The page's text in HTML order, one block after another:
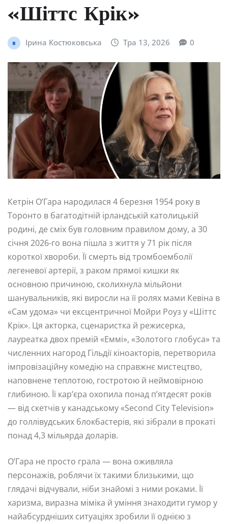
«Шіттс Крік»
Ірина Костюковська Тра 13, 2026 0
Кетрін О’Гара народилася 4 березня 1954 року в
Торонто в багатодітній ірландській католицькій
родині, де сміх був головним правилом дому, а 30
січня 2026-го вона пішла з життя у 71 рік після
короткої хвороби. Її смерть від тромбоемболії
легеневої артерії, з раком прямої кишки як
основною причиною, сколихнула мільйони
шанувальників, які виросли на її ролях мами Кевіна в
«Сам удома» чи ексцентричної Мойри Роуз у «Шіттс
Крік». Ця акторка, сценаристка й режисерка,
лауреатка двох премій «Еммі», «Золотого глобуса» та
численних нагород Гільдії кіноакторів, перетворила
імпровізаційну комедію на справжнє мистецтво,
наповнене теплотою, гостротою й неймовірною
глибиною. Її кар’єра охопила понад п’ятдесят років
— від скетчів у канадському «Second City Television»
до голлівудських блокбастерів, які зібрали в прокаті
понад 4,3 мільярда доларів.
О’Гара не просто грала — вона оживляла
персонажів, роблячи їх такими близькими, що
глядачі відчували, ніби знайомі з ними роками. Її
харизма, виразна міміка й уміння знаходити гумор у
найабсурдніших ситуаціях зробили її однією з